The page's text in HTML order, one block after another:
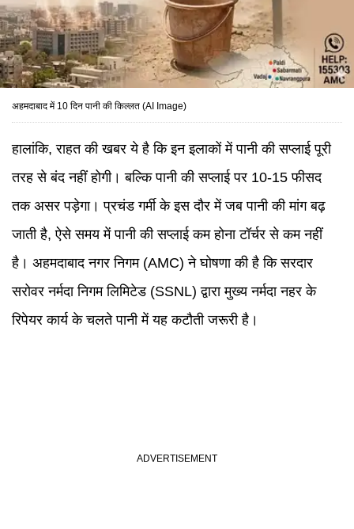
अहमदाबाद में 10 दिन पानी की किल्लत (AI Image)
हालांकि, राहत की खबर ये है कि इन इलाकों में पानी की सप्लाई पूरी
तरह से बंद नहीं होगी। बल्कि पानी की सप्लाई पर 10-15 फीसद
तक असर पड़ेगा। प्रचंड गर्मी के इस दौर में जब पानी की मांग बढ़
जाती है, ऐसे समय में पानी की सप्लाई कम होना टॉर्चर से कम नहीं
है। अहमदाबाद नगर निगम (AMC) ने घोषणा की है कि सरदार
सरोवर नर्मदा निगम लिमिटेड (SSNL) द्वारा मुख्य नर्मदा नहर के
रिपेयर कार्य के चलते पानी में यह कटौती जरूरी है।